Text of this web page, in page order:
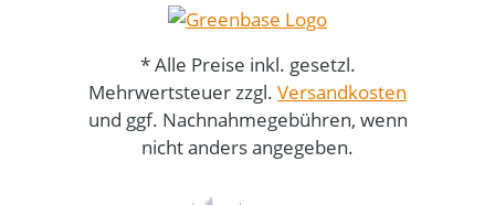
* Alle Preise inkl. gesetzl.
Mehrwertsteuer zzgl. Versandkosten
und ggf. Nachnahmegebühren, wenn
nicht anders angegeben.